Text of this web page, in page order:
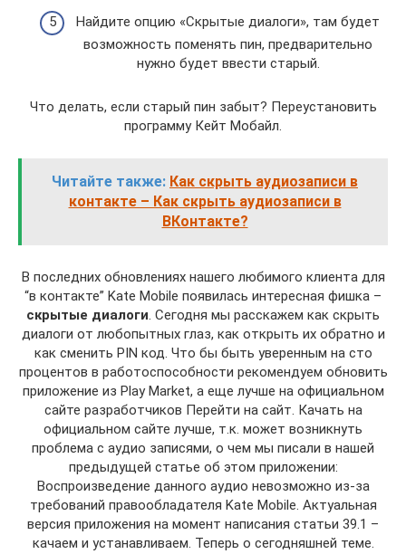
Найдите опцию «Скрытые диалоги», там будет
возможность поменять пин, предварительно
нужно будет ввести старый.
Что делать, если старый пин забыт? Переустановить
программу Кейт Мобайл.
Читайте также: Как скрыть аудиозаписи в
контакте – Как скрыть аудиозаписи в
ВКонтакте?
В последних обновлениях нашего любимого клиента для
“в контакте” Kate Mobile появилась интересная фишка –
скрытые диалоги. Сегодня мы расскажем как скрыть
диалоги от любопытных глаз, как открыть их обратно и
как сменить PIN код. Что бы быть уверенным на сто
процентов в работоспособности рекомендуем обновить
приложение из Play Market, а еще лучше на официальном
сайте разработчиков Перейти на сайт. Качать на
официальном сайте лучше, т.к. может возникнуть
проблема с аудио записями, о чем мы писали в нашей
предыдущей статье об этом приложении:
Воспроизведение данного аудио невозможно из-за
требований правообладателя Kate Mobile. Актуальная
версия приложения на момент написания статьи 39.1 –
качаем и устанавливаем. Теперь о сегодняшней теме.